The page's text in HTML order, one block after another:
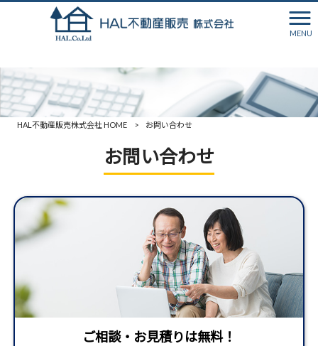
MENU
HAL不動産販売株式会社 HOME > お問い合わせ
お問い合わせ
ご相談・お見積りは無料！